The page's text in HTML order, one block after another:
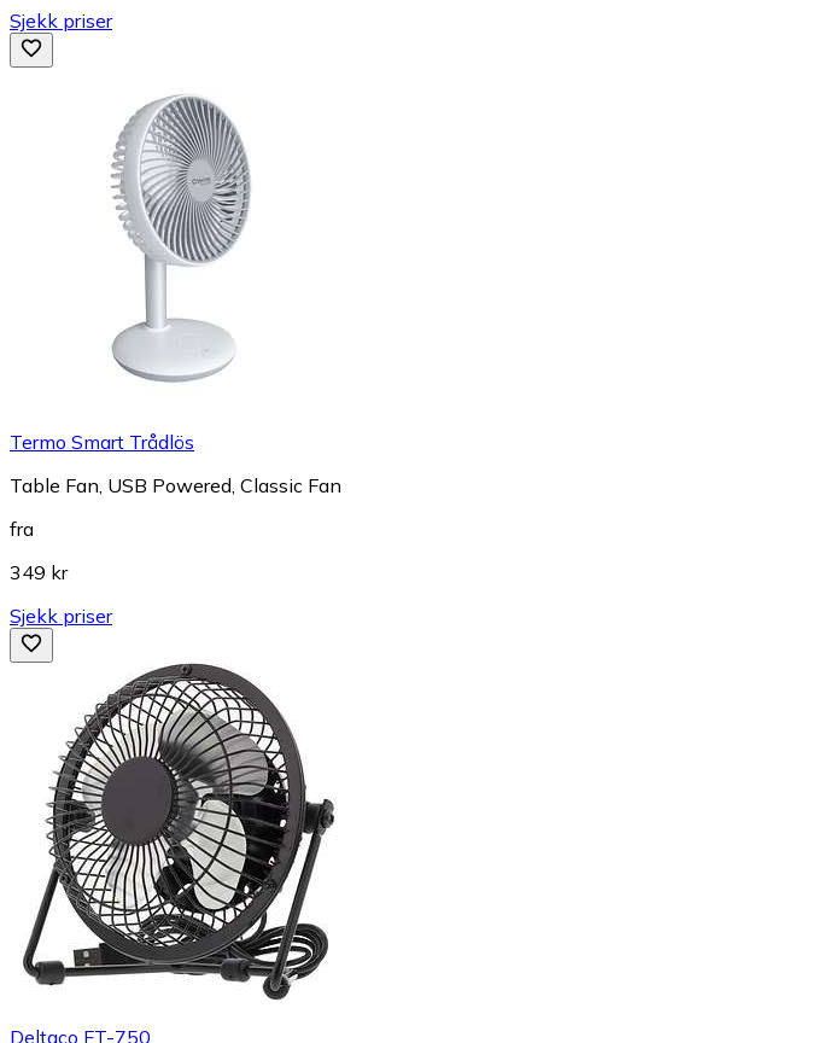
Sjekk priser
Termo Smart Trådlös
Table Fan, USB Powered, Classic Fan
fra
349 kr
Sjekk priser
Deltaco FT-750